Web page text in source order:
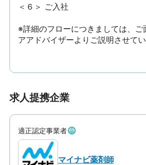
＜６＞ ご入社
※詳細のフローにつきましては、ご
アアドバイザーよりご説明させてい
求人提携企業
適正認定事業者
マイナビ薬剤師